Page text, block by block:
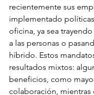
recientemente sus
implementado
oficina, ya sea
a las personas o
híbrido. Estos
resultados mixtos:
beneficios, como
colaboración, mientras